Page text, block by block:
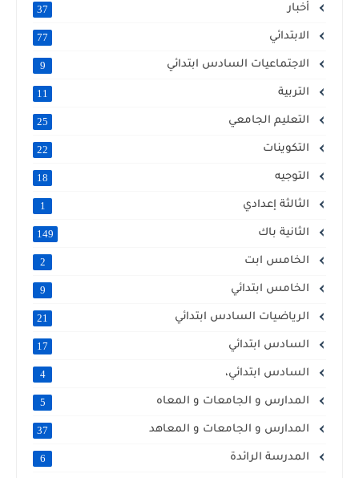
أخبار 37
الابتدائي 77
الاجتماعيات السادس ابتدائي 9
التربية 11
التعليم الجامعي 25
التكوينات 22
التوجيه 18
الثالثة إعدادي 1
الثانية باك 149
الخامس ابت 2
الخامس ابتدائي 9
الرياضيات السادس ابتدائي 21
السادس ابتدائي 17
السادس ابتدائي، 4
المدارس و الجامعات و المعاه 5
المدارس و الجامعات و المعاهد 37
المدرسة الرائدة 6